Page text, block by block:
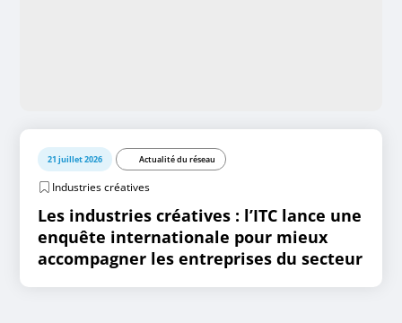
21 juillet 2026 Actualité du réseau
Industries créatives
Les industries créatives : l’ITC lance une
enquête internationale pour mieux
accompagner les entreprises du secteur